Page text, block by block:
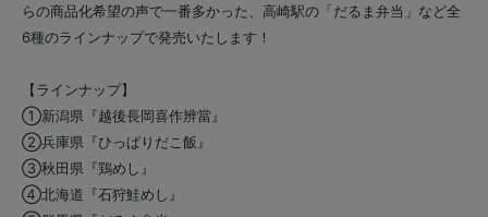
らの商品化希望の声で一番多かった、高崎駅の「だるま弁当」など全
6種のラインナップで発売いたします！
【ラインナップ】
①新潟県『越後長岡喜作辨當』
②兵庫県『ひっぱりだこ飯』
③秋田県『鶏めし』
④北海道『石狩鮭めし』